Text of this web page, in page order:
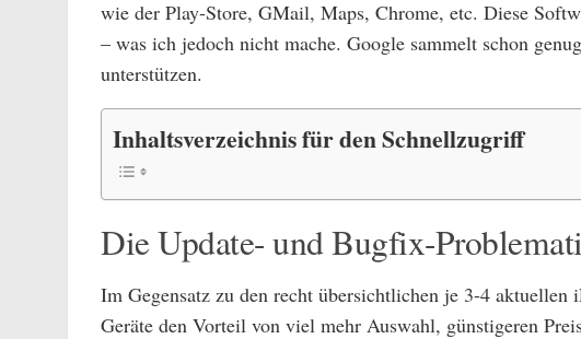
wie der Play-Store, GMail, Maps, Chrome, etc. Diese
– was ich jedoch nicht mache. Google sammelt schon
unterstützen.
Inhaltsverzeichnis für den Schnellzugriff
Die Update- und Bugfix-
Im Gegensatz zu den recht übersichtlichen je 3-4
Geräte den Vorteil von viel mehr Auswahl, günstigeren